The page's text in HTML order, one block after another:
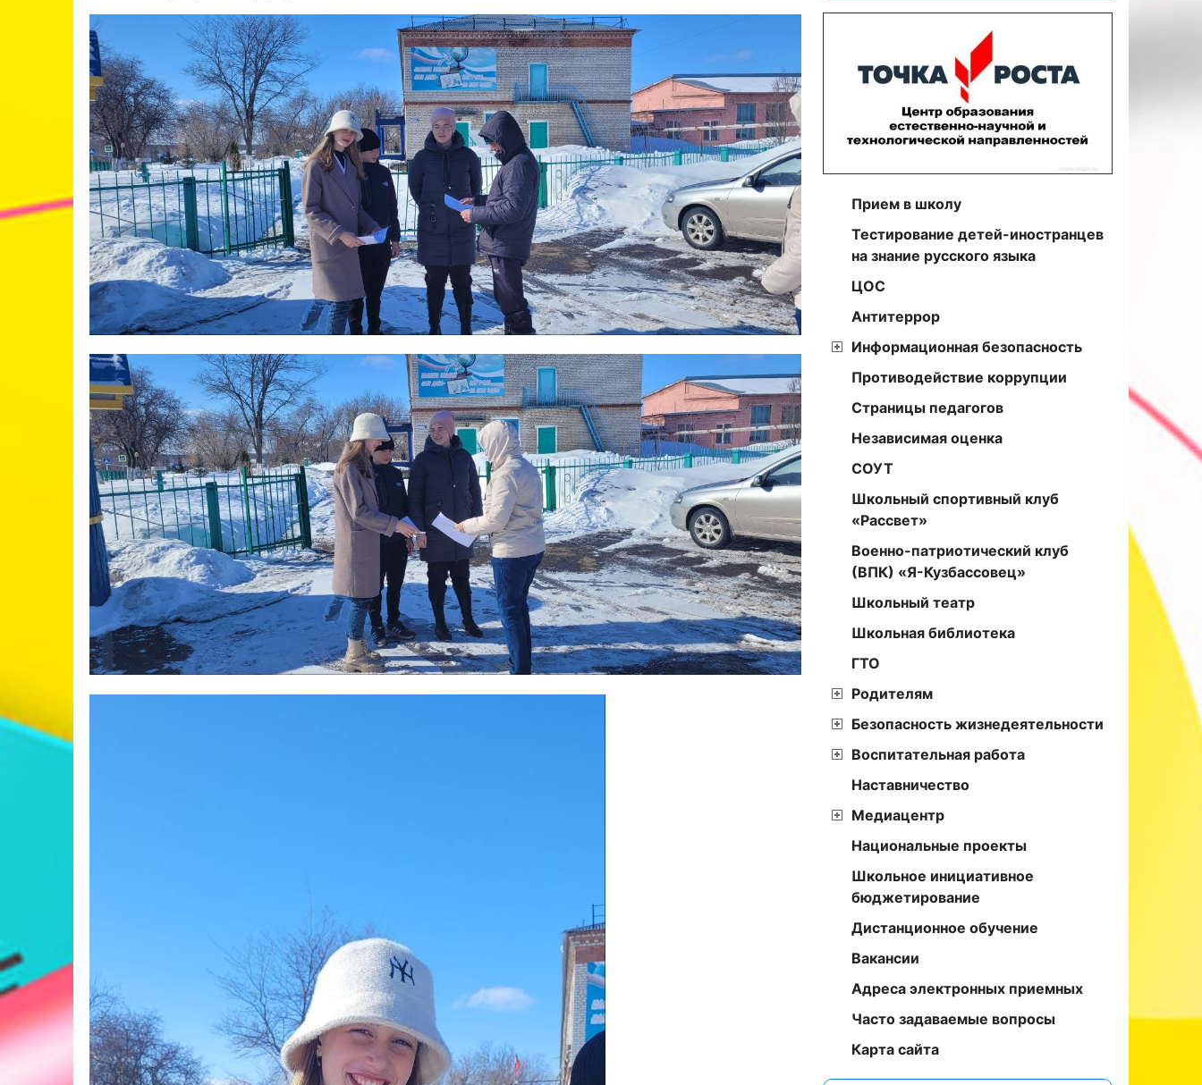
Прием в школу
Тестирование детей-иностранцев
на знание русского языка
ЦОС
Антитеррор
Информационная безопасность
Противодействие коррупции
Страницы педагогов
Независимая оценка
СОУТ
Школьный спортивный клуб
«Рассвет»
Военно-патриотический клуб
(ВПК) «Я-Кузбассовец»
Школьный театр
Школьная библиотека
ГТО
Родителям
Безопасность жизнедеятельности
Воспитательная работа
Наставничество
Медиацентр
Национальные проекты
Школьное инициативное
бюджетирование
Дистанционное обучение
Вакансии
Адреса электронных приемных
Часто задаваемые вопросы
Карта сайта